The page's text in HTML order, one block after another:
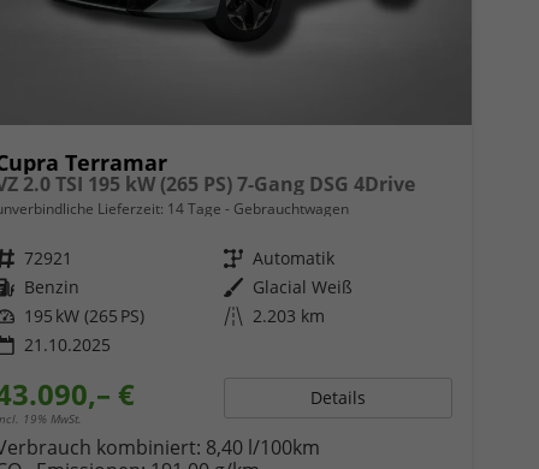
Terramar
2.0 TSI 195 kW (265 PS) 7-Gang DSG 4Drive
Lieferzeit: 14 Tage Gebrauchtwagen
Fahrzeugnr. 72921 Getriebe Automatik
Kraftstoff Benzin Außenfarbe Glacial Weiß
Leistung 195 kW (265 PS) Kilometerstand 2.203 km
21.10.2025
€
19% MwSt.
Details
kombiniert: 8,40 l/100km